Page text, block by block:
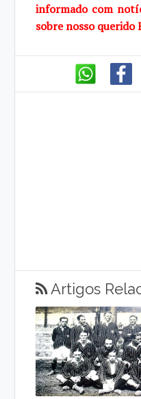
informado com
sobre nosso querido
Artigos